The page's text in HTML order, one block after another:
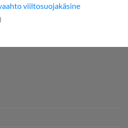
25,60 €viiltosuojakäsine